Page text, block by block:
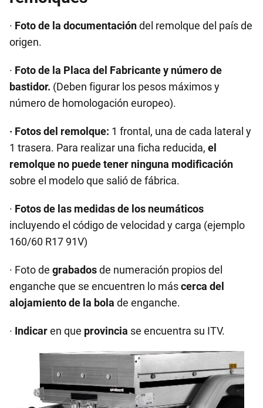
· Foto de la documentacióndel remolque del país de
origen.
· Foto de la Placa del Fabricante y número de
bastidor. (Deben figurar los pesos máximos y
número de homologación europeo).
· Fotos del remolque: 1 frontal, una de cada lateral y
1 trasera. Para realizar una ficha reducida, el
remolque no puede tener ninguna modificación
sobre el modelo que salió de fábrica.
· Fotos de las medidas de los neumáticos
incluyendo el código de velocidad y carga (ejemplo
160/60 R17 91V)
· Fotode grabadosde numeración propios del
enganche que se encuentren lo máscerca del
alojamiento de la bola de enganche.
· Indicaren que provincia se encuentra su ITV.